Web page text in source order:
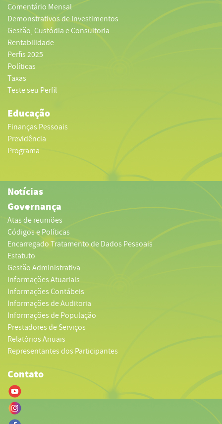
Comentário Mensal
Demonstrativos de Investimentos
Gestão, Custódia e Consultoria
Rentabilidade
Perfis 2025
Políticas
Taxas
Teste seu Perfil
Educação
Finanças Pessoais
Previdência
Programa
Notícias
Governança
Atas de reuniões
Códigos e Políticas
Encarregado Tratamento de Dados Pessoais
Estatuto
Gestão Administrativa
Informações Atuariais
Informações Contábeis
Informações de Auditoria
Informações de População
Prestadores de Serviços
Relatórios Anuais
Representantes dos Participantes
Contato